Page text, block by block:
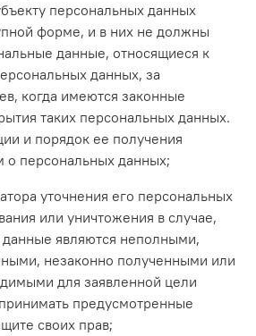
персональных данных
форме, и в них не должны
данные, относящиеся к
данных, за
когда имеются законные
таких персональных данных.
и порядок ее получения
о персональных данных;
уточнения его персональных
или уничтожения в случае,
являются неполными,
незаконно полученными или
для заявленной цели
предусмотренные
своих прав;